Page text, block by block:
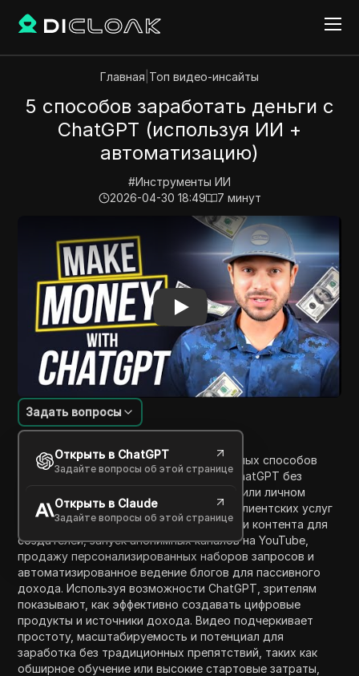
Главная Топ видео-инсайты
5 способов заработать деньги с
ChatGPT (используя ИИ +
автоматизацию)
#Инструменты ИИ
2026-04-30 18:49
7 минут
5 способов заработать деньги с
Введение в содержание
Задать вопросы
Открыть в ChatGPT
Задайте вопросы об этой странице
Открыть в Claude
Задайте вопросы об этой странице
Это видео описывает пять инновационных способов
получения дохода с использованием ChatGPT без
необходимости в технических навыках или личном
вовлечении. Оно обсуждает создание клиентских услуг
на основе ИИ, автоматизацию генерации контента для
создателей, запуск анонимных каналов на YouTube,
продажу персонализированных наборов запросов и
автоматизированное ведение блогов для пассивного
дохода. Используя возможности ChatGPT, зрителям
показывают, как эффективно создавать цифровые
продукты и источники дохода. Видео подчеркивает
простоту, масштабируемость и потенциал для
заработка без традиционных препятствий, таких как
обширное обучение или высокие стартовые затраты,